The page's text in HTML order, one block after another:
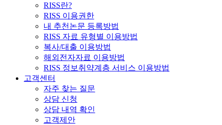
RISS란?
RISS 이용권한
내 추천논문 등록방법
RISS 자료 유형별 이용방법
복사/대출 이용방법
해외전자자료 이용방법
RISS 정보취약계층 서비스 이용방법
고객센터
자주 찾는 질문
상담 신청
상담 내역 확인
고객제안